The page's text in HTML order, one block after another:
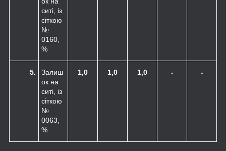
ситі, із
сіткою
№
0160,
%
5.
Залиш
ок на
ситі, із
сіткою
№
0063,
%
1,0 1,0 1,0 - -